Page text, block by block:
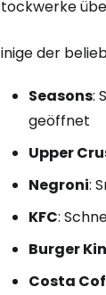
der
Seasons:
geöffnet
Upper
Negroni:
KFC:
Burger
Costa